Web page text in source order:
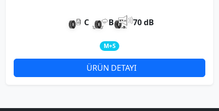
C B 70 dB
M+S
ÜRÜN DETAYI